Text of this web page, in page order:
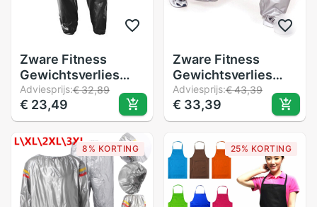
Zware Fitness
Gewichtsverlies
Zweet Sauna Pak
Oefening Gym Anti-
Rip Zwart
Adviesprijs:€ 32,89
€ 23,49
Zware Fitness
Gewichtsverlies
Zweet Sauna Pak
Oefening Gym Anti-
Rip Zilver
Adviesprijs:€ 43,39
€ 33,39
8% KORTING 25% KORTING